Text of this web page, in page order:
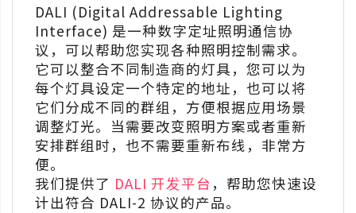
DALI (Digital Addressable Lighting
Interface) 是一种数字定址照明通信协
议，可以帮助您实现各种照明控制需求。
它可以整合不同制造商的灯具，您可以为
每个灯具设定一个特定的地址，也可以将
它们分成不同的群组，方便根据应用场景
调整灯光。当需要改变照明方案或者重新
安排群组时，也不需要重新布线，非常方
便。
我们提供了 DALI 开发平台 ，帮助您快速设
计出符合 DALI-2 协议的产品。